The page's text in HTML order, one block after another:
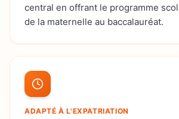
central en offrant le programme
de la maternelle au baccalauréat.
ADAPTÉ À L'EXPATRIATION